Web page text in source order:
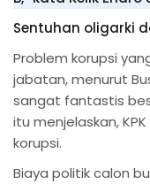
Sentuhan oligarki
Problem korupsi
jabatan, menurut
sangat fantastis
itu menjelaskan,
korupsi.
Biaya politik calon